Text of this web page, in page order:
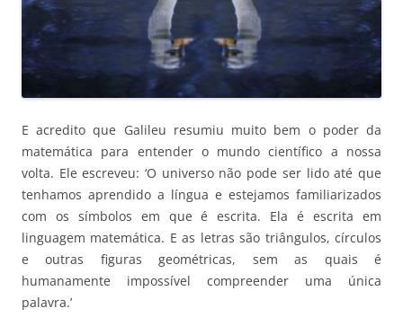
E acredito que Galileu resumiu muito bem o poder da
matemática para entender o mundo científico a nossa
volta. Ele escreveu: ‘O universo não pode ser lido até que
tenhamos aprendido a língua e estejamos familiarizados
com os símbolos em que é escrita. Ela é escrita em
linguagem matemática. E as letras são triângulos, círculos
e outras figuras geométricas, sem as quais é
humanamente impossível compreender uma única
palavra.’